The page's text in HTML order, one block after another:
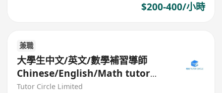
$200-400/小時
兼職
大學生中文/英文/數學補習導師
Chinese/English/Math tutor
(Part Time/Freelancer)
Tutor Circle Limited